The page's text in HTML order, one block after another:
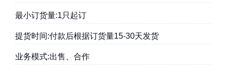
最小订货量:1只起订
提货时间:付款后根据订货量15-30天发货
业务模式:出售、合作